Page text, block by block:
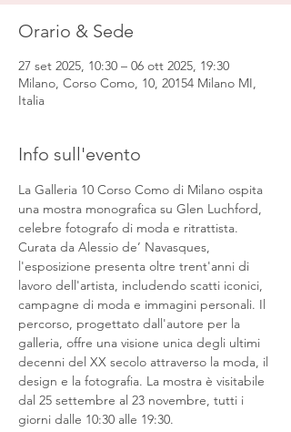
Orario & Sede
27 set 2025, 10:30 – 06 ott 2025, 19:30
Milano, Corso Como, 10, 20154 Milano MI,
Italia
Info sull'evento
La Galleria 10 Corso Como di Milano ospita
una mostra monografica su Glen Luchford,
celebre fotografo di moda e ritrattista.
Curata da Alessio de’ Navasques,
l'esposizione presenta oltre trent'anni di
lavoro dell'artista, includendo scatti iconici,
campagne di moda e immagini personali. Il
percorso, progettato dall'autore per la
galleria, offre una visione unica degli ultimi
decenni del XX secolo attraverso la moda, il
design e la fotografia. La mostra è visitabile
dal 25 settembre al 23 novembre, tutti i
giorni dalle 10:30 alle 19:30.